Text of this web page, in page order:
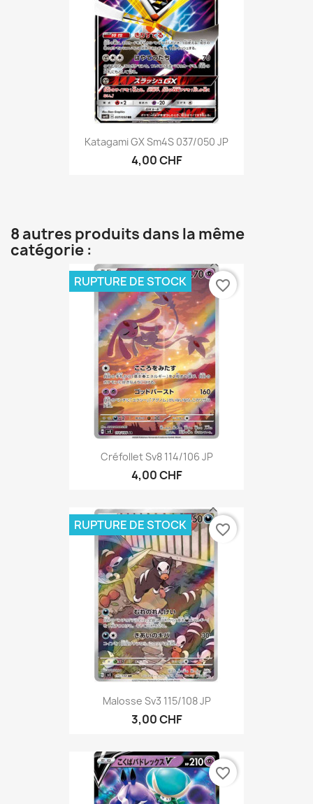
Katagami GX Sm4S 037/050 JP
4,00 CHF
8 autres produits dans la même
catégorie :
Créfollet Sv8 114/106 JP
4,00 CHF
RUPTURE DE STOCK favorite_border
Malosse Sv3 115/108 JP
3,00 CHF
RUPTURE DE STOCK favorite_border
favorite_border